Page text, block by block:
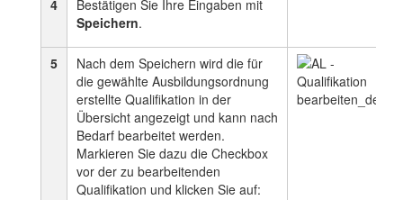
4
Bestätigen Sie Ihre Eingaben mit
Speichern.
5
Nach dem Speichern wird die für
die gewählte Ausbildungsordnung
erstellte Qualifikation in der
Übersicht angezeigt und kann nach
Bedarf bearbeitet werden.
Markieren Sie dazu die Checkbox
vor der zu bearbeitenden
Qualifikation und klicken Sie auf: